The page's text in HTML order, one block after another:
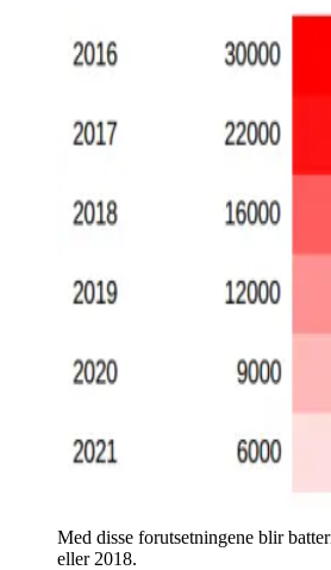
Med disse forutsetningene blir
eller 2018.